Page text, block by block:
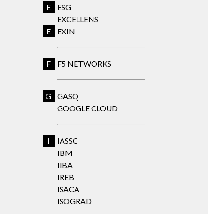
E
ESG
EXCELLENS
E
EXIN
F F5 NETWORKS
G
GASQ
GOOGLE CLOUD
I
IASSC
IBM
IIBA
IREB
ISACA
ISOGRAD